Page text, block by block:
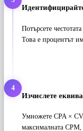
Потърсете
Това е процентът
4
Изчислете
Умножете CPA ×
максималната